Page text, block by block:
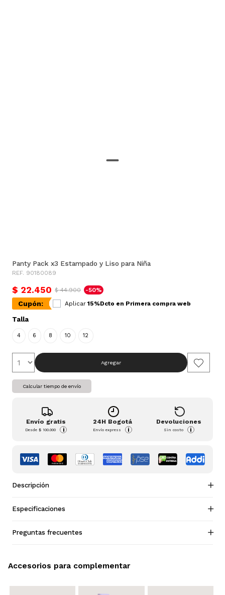
Panty Pack x3 Estampado y Liso para Niña
REF. 90180089
$ 22.450 $ 44.900 -50%
Cupón: Aplicar 15%Dcto en Primera compra web
Talla
4 6 8 10 12
Agregar
Calcular tiempo de envío
Envío gratis
Desde$ 100.000 i
24H Bogotá
Envío express i
Devoluciones
Sin costo i
Descripción
Especificaciones
Preguntas frecuentes
Accesorios para complementar